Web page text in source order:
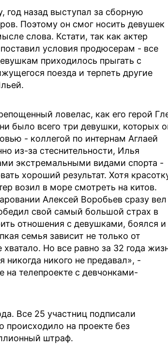
назад выступал за сборную
Поэтому он смог носить девушек
слова. Кстати, так как актер
условия продюсерам - все
приходилось прыгать с
поезда и терпеть другие
ловелас, как его герой
было всего три девушки, которых
- коллегой по интернам Аглаей
из-за стеснительности, Илья
экстремальными видами спорта -
хороший результат. Хотя
возил в море смотреть на китов.
Алексей Воробьев сразу вел
свой самый большой страх в
отношения с девушками, боялся и
семья зависит не только от
Но все равно за 32 года
никого не предавал», -
на телепроекте с девчонками-
Все 25 участниц подписали
происходило на проекте без
штраф.